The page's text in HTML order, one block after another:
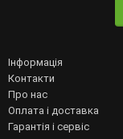
Інформація
Контакти
Про нас
Оплата і доставка
Гарантія і сервіс